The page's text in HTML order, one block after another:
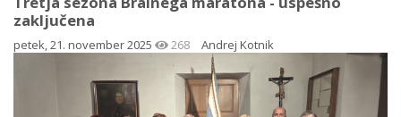
zaključena
petek, 21. november 2025 268 Andrej Kotnik